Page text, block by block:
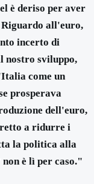
è deriso per aver
all'euro,
incerto di
nostro sviluppo,
come un
prosperava
dell'euro,
a ridurre i
la politica alla
è lì per caso."